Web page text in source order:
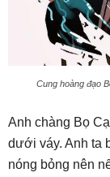
Cung hoàng đạo
Anh chàng Bọ
dưới váy. Anh ta
nóng bỏng nên